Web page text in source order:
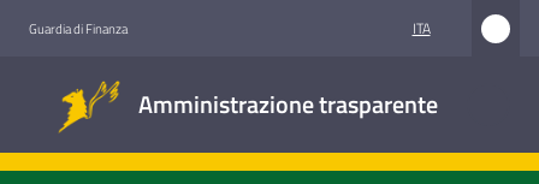
Guardia di Finanza ITA
Amministrazione trasparente
trasparente